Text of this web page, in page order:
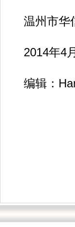
温州市华信
2014年4月
编辑：